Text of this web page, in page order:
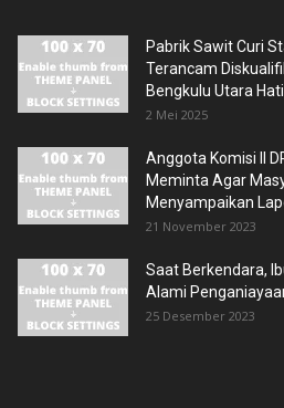
Pabrik Sawit Curi
Terancam
Bengkulu Utara
2 Mei 2025
Anggota Komisi II
Meminta Agar
Menyampaikan
21 November 2023
Saat Berkendara,
Alami
25 Desember 2023